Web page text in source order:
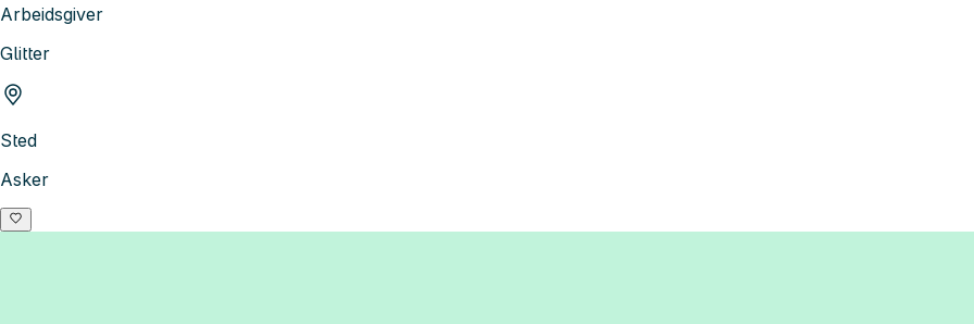
Arbeidsgiver
Glitter
Sted
Asker